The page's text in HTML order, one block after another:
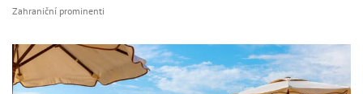
Zahraniční prominenti